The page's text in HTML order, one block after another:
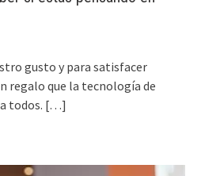
gusto y para satisfacer
regalo que la tecnología de
todos. […]